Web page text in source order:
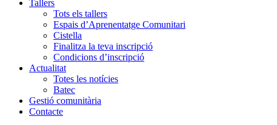
Tallers
Tots els tallers
Espais d’Aprenentatge Comunitari
Cistella
Finalitza la teva inscripció
Condicions d’inscripció
Actualitat
Totes les notícies
Batec
Gestió comunitària
Contacte